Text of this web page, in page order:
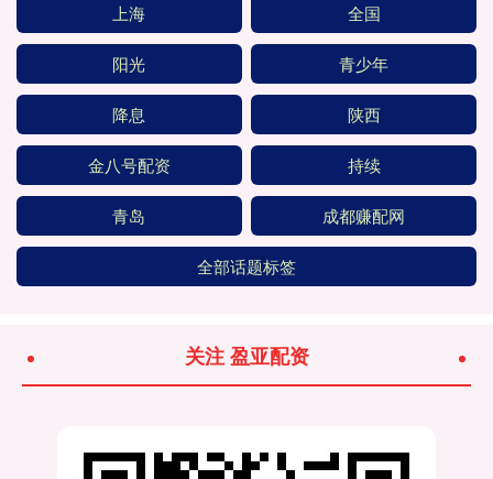
上海 全国
阳光 青少年
降息 陕西
金八号配资 持续
青岛 成都赚配网
全部话题标签
关注 盈亚配资